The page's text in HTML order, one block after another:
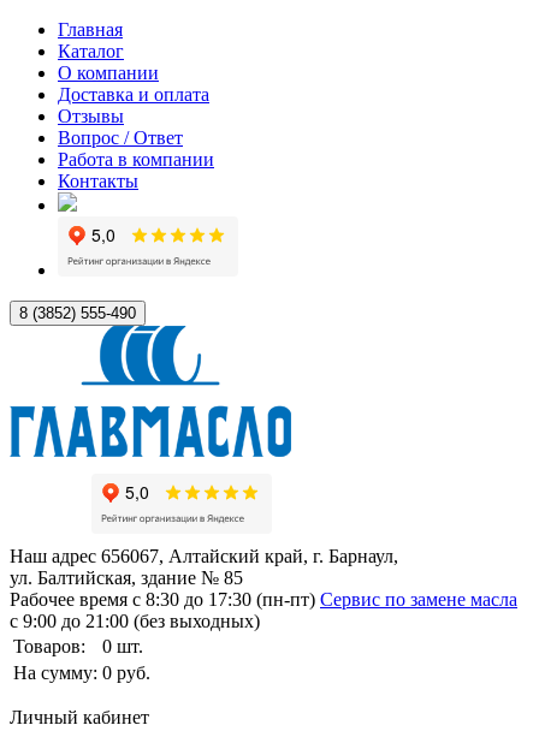
Главная
Каталог
О компании
Доставка и оплата
Отзывы
Вопрос / Ответ
Работа в компании
Контакты
8 (3852) 555-490
Наш адрес 656067, Алтайский край, г. Барнаул,
ул. Балтийская, здание № 85
Рабочее время с 8:30 до 17:30 (пн-пт) Сервис по замене масла
с 9:00 до 21:00 (без выходных)
Товаров:
0 шт.
На сумму: 0 руб.
Личный кабинет